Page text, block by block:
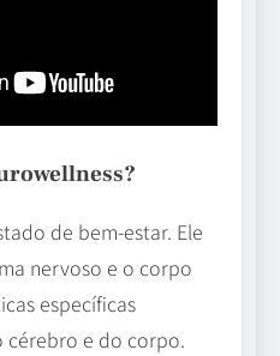
de bem-estar. Ele
nervoso e o corpo
específicas
cérebro e do corpo.